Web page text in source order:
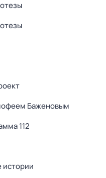
Баженовым
112
истории